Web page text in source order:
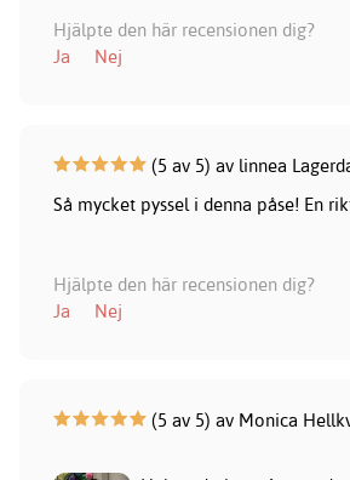
Hjälpte den här recensionen dig?
Ja
Nej
(5 av 5) av linnea
Så mycket pyssel i denna påse! En
Hjälpte den här recensionen dig?
Ja
Nej
(5 av 5) av Monica